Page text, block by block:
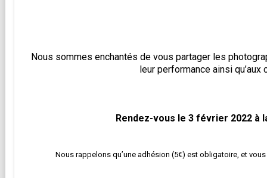
Nous sommes enchantés de vous partager les
leur performance ainsi
Rendez-vous le 3 février 2022 à
Nous rappelons qu’une adhésion (5€) est obligatoire, et